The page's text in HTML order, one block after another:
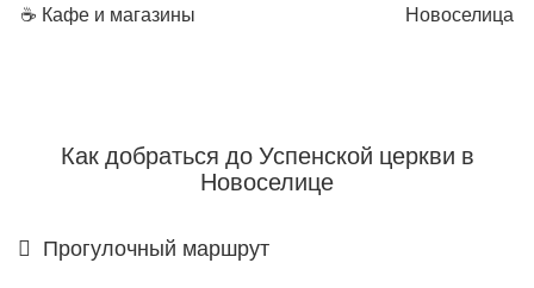
☕ Кафе и магазины
Новоселица
Как добраться до Успенской церкви в
Новоселице
Прогулочный маршрут